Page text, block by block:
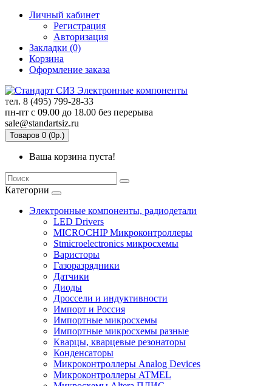
Личный кабинет
Регистрация
Авторизация
Закладки (0)
Корзина
Оформление заказа
тел. 8 (495) 799-28-33
пн-пт с 09.00 до 18.00 без перерыва
sale@standartsiz.ru
Товаров 0 (0р.)
Ваша корзина пуста!
Категории
Электронные компоненты, радиодетали
LED Drivers
MICROCHIP Микроконтроллеры
Stmicroelectronics микросхемы
Варисторы
Газоразрядники
Датчики
Диоды
Дроссели и индуктивности
Импорт и Россия
Импортные микросхемы
Импортные микросхемы разные
Кварцы, кварцевые резонаторы
Конденсаторы
Микроконтроллеры Analog Devices
Микроконтроллеры ATMEL